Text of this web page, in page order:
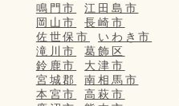
鳴門市
江田島市
岡山市
長崎市
佐世保市
いわき市
滝川市
葛飾区
鈴鹿市
大津市
宮城郡
南相馬市
本宮市
高萩市